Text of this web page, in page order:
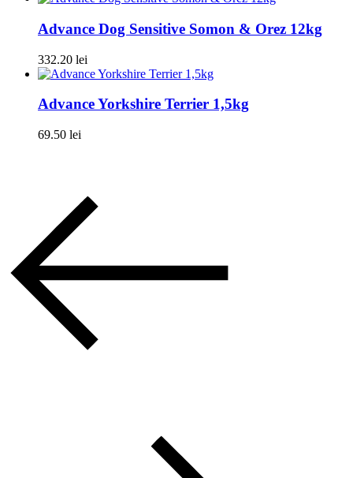
Advance Dog Sensitive Somon & Orez 12kg
332.20 lei
Advance Yorkshire Terrier 1,5kg
69.50 lei